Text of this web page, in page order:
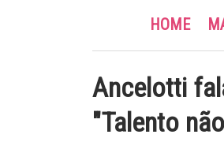
HOME
Ancelotti
"Talento